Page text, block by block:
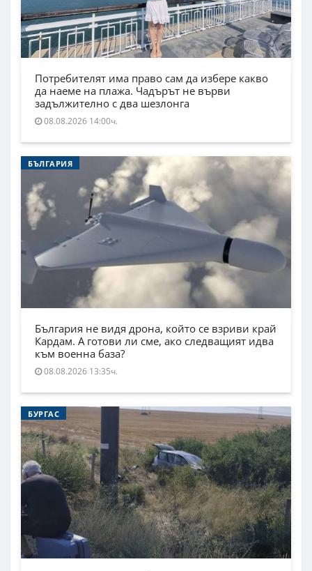
Потребителят има право сам да избере какво
да наеме на плажа. Чадърът не върви
задължително с два шезлонга
08.08.2026 14:00ч.
БЪЛГАРИЯ
България не видя дрона, който се взриви край
Кардам. А готови ли сме, ако следващият идва
към военна база?
08.08.2026 13:35ч.
БУРГАС